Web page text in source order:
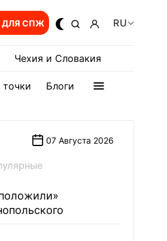
ДЛЯ СПЖ RU
Чехия и Словакия
точки Блоги
07 Августа 2026